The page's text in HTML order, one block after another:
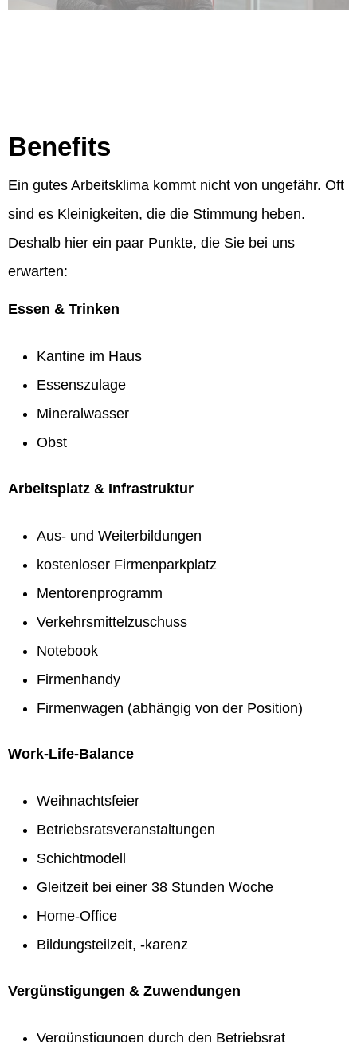
Benefits
Ein gutes Arbeitsklima kommt nicht von ungefähr. Oft
sind es Kleinigkeiten, die die Stimmung heben.
Deshalb hier ein paar Punkte, die Sie bei uns
erwarten:
Essen & Trinken
Kantine im Haus
Essenszulage
Mineralwasser
Obst
Arbeitsplatz & Infrastruktur
Aus- und Weiterbildungen
kostenloser Firmenparkplatz
Mentorenprogramm
Verkehrsmittelzuschuss
Notebook
Firmenhandy
Firmenwagen (abhängig von der Position)
Work-Life-Balance
Weihnachtsfeier
Betriebsratsveranstaltungen
Schichtmodell
Gleitzeit bei einer 38 Stunden Woche
Home-Office
Bildungsteilzeit, -karenz
Vergünstigungen & Zuwendungen
Vergünstigungen durch den Betriebsrat